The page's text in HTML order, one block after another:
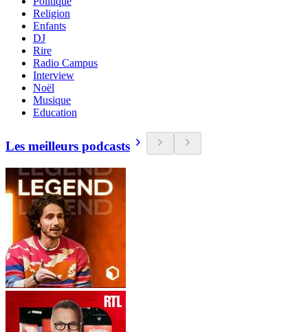
Religion
Enfants
DJ
Rire
Radio Campus
Interview
Noël
Musique
Education
Les meilleurs podcasts